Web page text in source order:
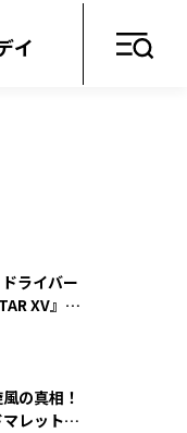
イ
ライバー
XV』を
の真相！
レットが